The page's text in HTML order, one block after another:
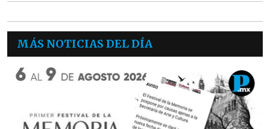
MÁS NOTICIAS DEL DÍA